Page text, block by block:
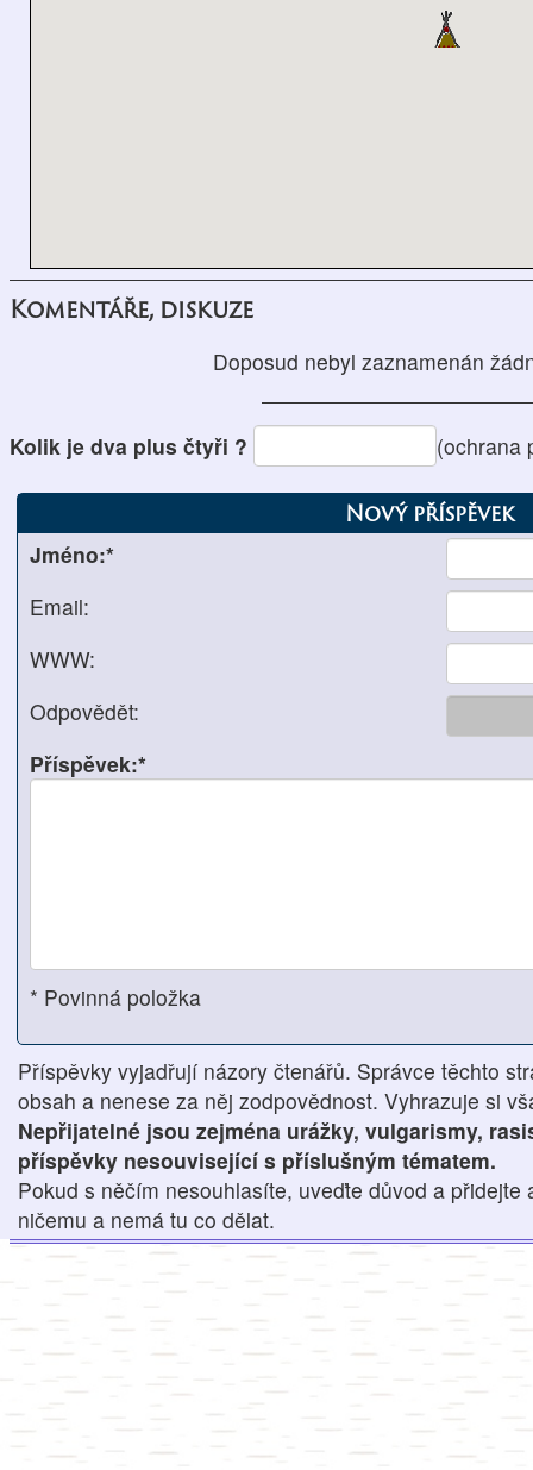
Komentáře, diskuze
Doposud nebyl zaznamenán
Kolik je dva plus čtyři ? (ochrana
Nový příspěvek
Jméno:*
Email:
WWW:
Odpovědět:
Příspěvek:*
* Povinná položka
Příspěvky vyjadřují názory čtenářů. Správce těchto
obsah a nenese za něj zodpovědnost. Vyhrazuje si
Nepřijatelné jsou zejména urážky, vulgarismy,
příspěvky nesouvisející s příslušným tématem.
Pokud s něčím nesouhlasíte, uveďte důvod a přidejte
ničemu a nemá tu co dělat.